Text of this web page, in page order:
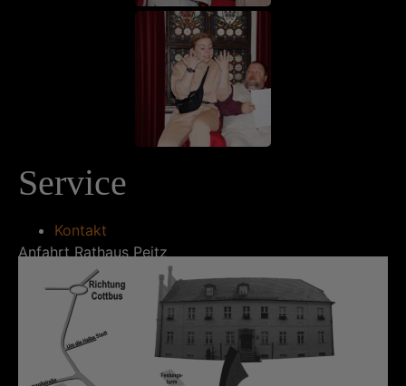
Service
Kontakt
Anfahrt Rathaus Peitz